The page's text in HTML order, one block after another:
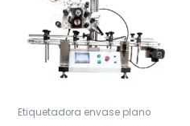
Etiquetadora envase plano